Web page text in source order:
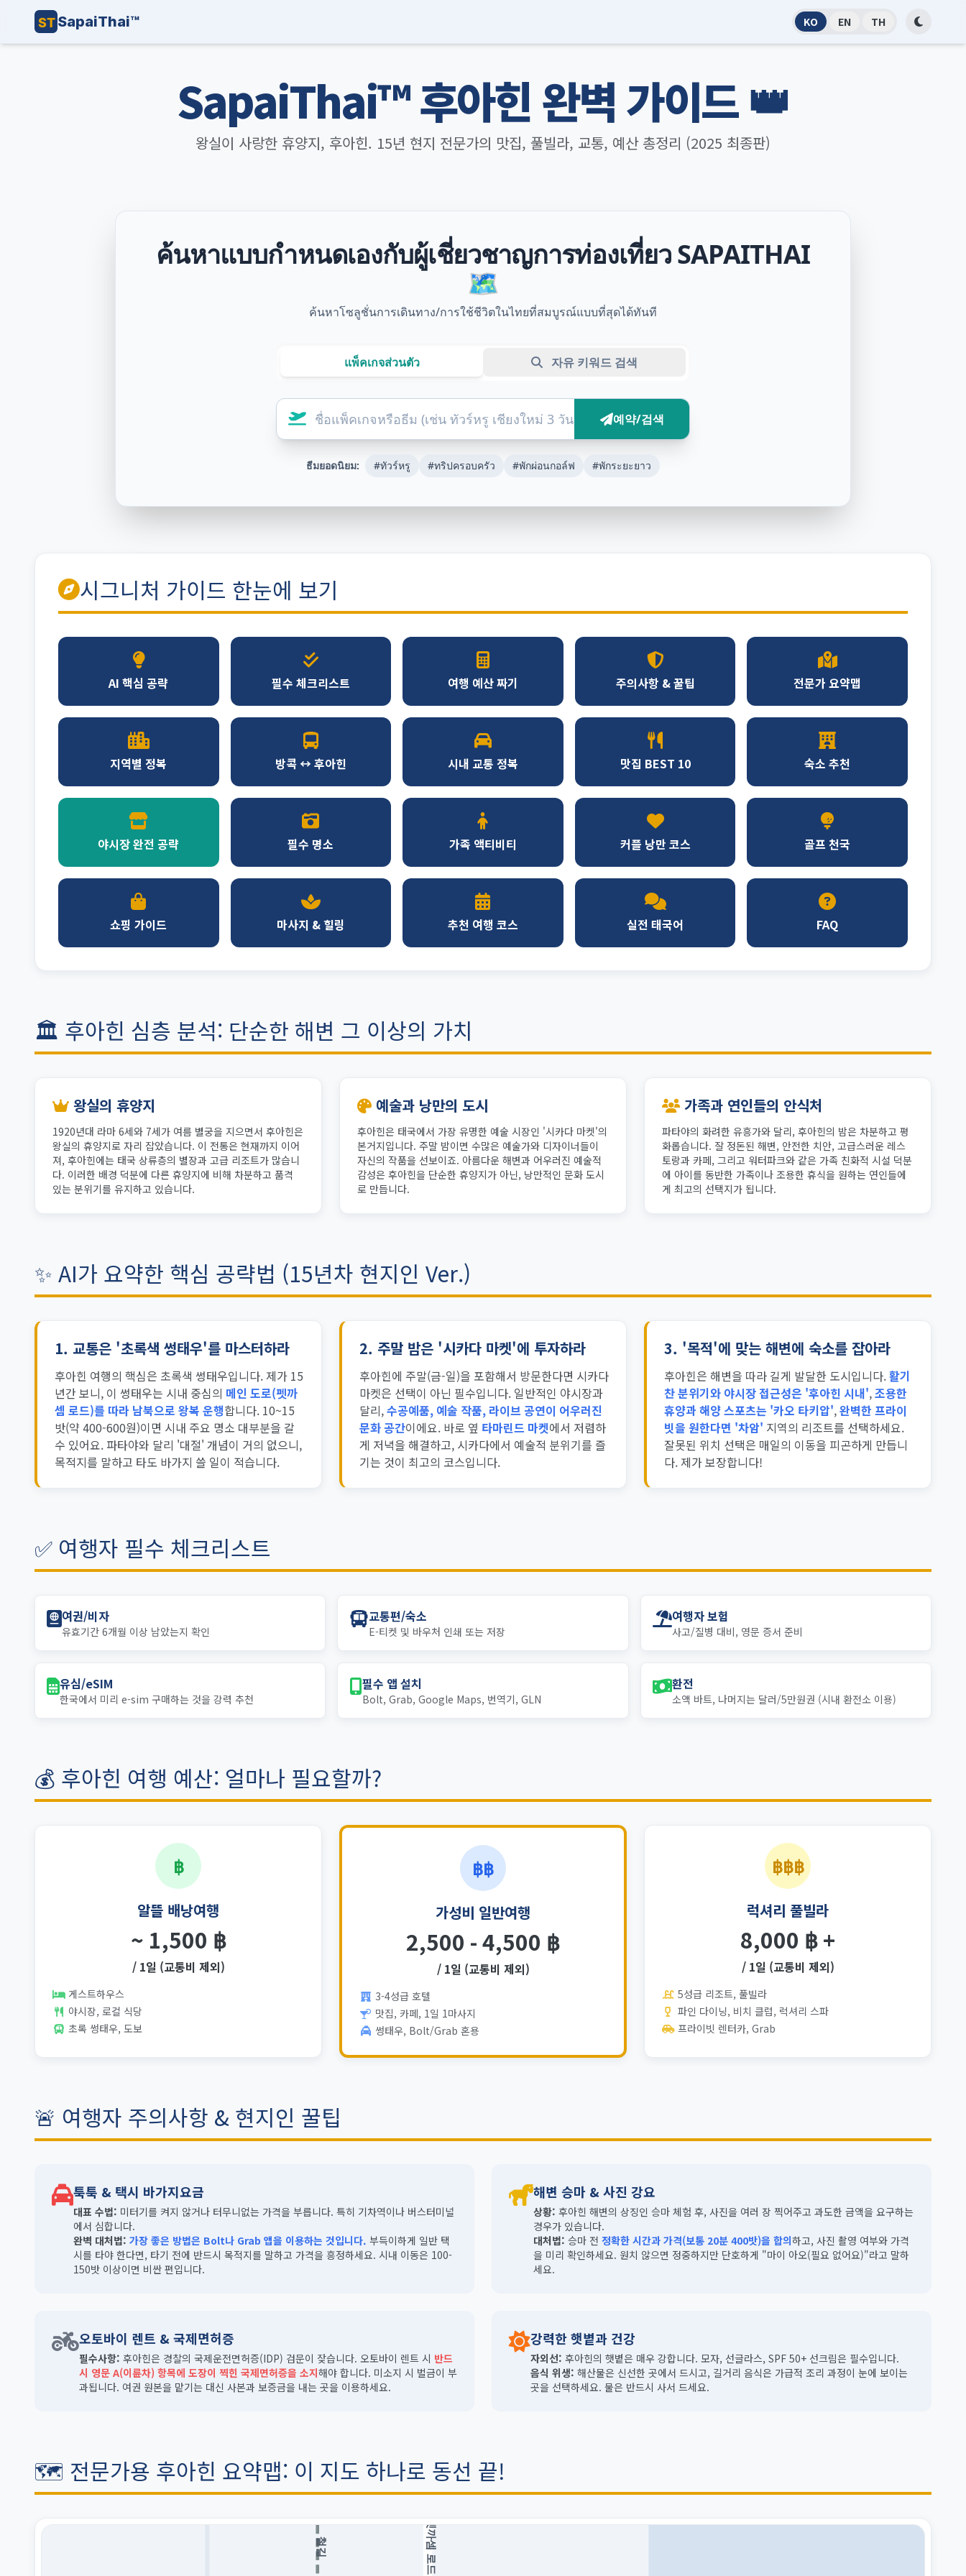
SapaiThai™ KO EN TH
SapaiThai™ 후아힌 완벽 가이드 👑
왕실이 사랑한 휴양지, 후아힌. 15년 현지 전문가의 맛집, 풀빌라, 교통, 예산 총정리 (2025 최종판)
ค้นหาแบบกำหนดเองกับผู้เชี่ยวชาญการท่องเที่ยว SAPAITHAI
🗺️
ค้นหาโซลูชั่นการเดินทาง/การใช้ชีวิตในไทยที่สมบูรณ์แบบที่สุดได้ทันที
แพ็คเกจส่วนตัว 자유 키워드 검색
예약/검색
ธีมยอดนิยม: #ทัวร์หรู #ทริปครอบครัว #พักผ่อนกอล์ฟ #พักระยะยาว
시그니처 가이드 한눈에 보기
AI 핵심 공략 필수 체크리스트 여행 예산 짜기 주의사항 & 꿀팁 전문가 요약맵
지역별 정복 방콕 ↔ 후아힌 시내 교통 정복 맛집 BEST 10 숙소 추천
야시장 완전 공략 필수 명소 가족 액티비티 커플 낭만 코스 골프 천국
쇼핑 가이드 마사지 & 힐링 추천 여행 코스 실전 태국어 FAQ
🏛️ 후아힌 심층 분석: 단순한 해변 그 이상의 가치
왕실의 휴양지
1920년대 라마 6세와 7세가 여름 별궁을 지으면서 후아힌은
왕실의 휴양지로 자리 잡았습니다. 이 전통은 현재까지 이어
져, 후아힌에는 태국 상류층의 별장과 고급 리조트가 많습니
다. 이러한 배경 덕분에 다른 휴양지에 비해 차분하고 품격
있는 분위기를 유지하고 있습니다.
예술과 낭만의 도시
후아힌은 태국에서 가장 유명한 예술 시장인 '시카다 마켓'의
본거지입니다. 주말 밤이면 수많은 예술가와 디자이너들이
자신의 작품을 선보이죠. 아름다운 해변과 어우러진 예술적
감성은 후아힌을 단순한 휴양지가 아닌, 낭만적인 문화 도시
로 만듭니다.
가족과 연인들의 안식처
파타야의 화려한 유흥가와 달리, 후아힌의 밤은 차분하고 평
화롭습니다. 잘 정돈된 해변, 안전한 치안, 고급스러운 레스
토랑과 카페, 그리고 워터파크와 같은 가족 친화적 시설 덕분
에 아이를 동반한 가족이나 조용한 휴식을 원하는 연인들에
게 최고의 선택지가 됩니다.
✨ AI가 요약한 핵심 공략법 (15년차 현지인 Ver.)
1. 교통은 '초록색 썽태우'를 마스터하라
후아힌 여행의 핵심은 초록색 썽태우입니다. 제가 15
년간 보니, 이 썽태우는 시내 중심의 메인 도로(펫까
셈 로드)를 따라 남북으로 왕복 운행합니다. 10~15
밧(약 400-600원)이면 시내 주요 명소 대부분을 갈
수 있어요. 파타야와 달리 '대절' 개념이 거의 없으니,
목적지를 말하고 타도 바가지 쓸 일이 적습니다.
2. 주말 밤은 '시카다 마켓'에 투자하라
후아힌에 주말(금-일)을 포함해서 방문한다면 시카다
마켓은 선택이 아닌 필수입니다. 일반적인 야시장과
달리,수공예품, 예술 작품, 라이브 공연이 어우러진
문화 공간이에요. 바로 옆 타마린드 마켓에서 저렴하
게 저녁을 해결하고, 시카다에서 예술적 분위기를 즐
기는 것이 최고의 코스입니다.
3. '목적'에 맞는 해변에 숙소를 잡아라
후아힌은 해변을 따라 길게 발달한 도시입니다.활기
찬 분위기와 야시장 접근성은 '후아힌 시내',조용한
휴양과 해양 스포츠는 '카오 타키압',완벽한 프라이
빗을 원한다면 '차암' 지역의 리조트를 선택하세요.
잘못된 위치 선택은 매일의 이동을 피곤하게 만듭니
다. 제가 보장합니다!
✅ 여행자 필수 체크리스트
여권/비자
유효기간 6개월 이상 남았는지 확인
교통편/숙소
E-티켓 및 바우처 인쇄 또는 저장
여행자 보험
사고/질병 대비, 영문 증서 준비
유심/eSIM
한국에서 미리 e-sim 구매하는 것을 강력 추천
필수 앱 설치
Bolt, Grab, Google Maps, 번역기, GLN
환전
소액 바트, 나머지는 달러/5만원권 (시내 환전소 이용)
💰 후아힌 여행 예산: 얼마나 필요할까?
฿
알뜰 배낭여행
~ 1,500 ฿
/ 1일 (교통비 제외)
게스트하우스
야시장, 로컬 식당
초록 썽태우, 도보
฿฿
가성비 일반여행
2,500 - 4,500 ฿
/ 1일 (교통비 제외)
3-4성급 호텔
맛집, 카페, 1일 1마사지
썽태우, Bolt/Grab 혼용
฿฿฿
럭셔리 풀빌라
8,000 ฿ +
/ 1일 (교통비 제외)
5성급 리조트, 풀빌라
파인 다이닝, 비치 클럽, 럭셔리 스파
프라이빗 렌터카, Grab
🚨 여행자 주의사항 & 현지인 꿀팁
툭툭 & 택시 바가지요금
대표 수법: 미터기를 켜지 않거나 터무니없는 가격을 부릅니다. 특히 기차역이나 버스터미널
에서 심합니다.
완벽 대처법: 가장 좋은 방법은 Bolt나 Grab 앱을 이용하는 것입니다. 부득이하게 일반 택
시를 타야 한다면, 타기 전에 반드시 목적지를 말하고 가격을 흥정하세요. 시내 이동은 100-
150밧 이상이면 비싼 편입니다.
해변 승마 & 사진 강요
상황: 후아힌 해변의 상징인 승마 체험 후, 사진을 여러 장 찍어주고 과도한 금액을 요구하는
경우가 있습니다.
대처법: 승마 전 정확한 시간과 가격(보통 20분 400밧)을 합의하고, 사진 촬영 여부와 가격
을 미리 확인하세요. 원치 않으면 정중하지만 단호하게 "마이 아오(필요 없어요)"라고 말하
세요.
오토바이 렌트 & 국제면허증
필수사항: 후아힌은 경찰의 국제운전면허증(IDP) 검문이 잦습니다. 오토바이 렌트 시 반드
시 영문 A(이륜차) 항목에 도장이 찍힌 국제면허증을 소지해야 합니다. 미소지 시 벌금이 부
과됩니다. 여권 원본을 맡기는 대신 사본과 보증금을 내는 곳을 이용하세요.
강력한 햇볕과 건강
자외선: 후아힌의 햇볕은 매우 강합니다. 모자, 선글라스, SPF 50+ 선크림은 필수입니다.
음식 위생: 해산물은 신선한 곳에서 드시고, 길거리 음식은 가급적 조리 과정이 눈에 보이는
곳을 선택하세요. 물은 반드시 사서 드세요.
🗺️ 전문가용 후아힌 요약맵: 이 지도 하나로 동선 끝!
펫까셈 로드
철길